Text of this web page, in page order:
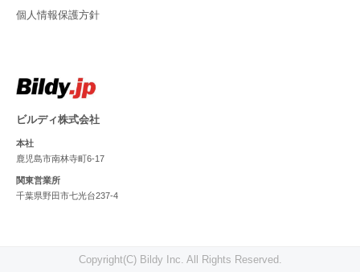
個人情報保護方針
ビルディ株式会社
本社
鹿児島市南林寺町6-17
関東営業所
千葉県野田市七光台237-4
Copyright(C) Bildy Inc. All Rights Reserved.